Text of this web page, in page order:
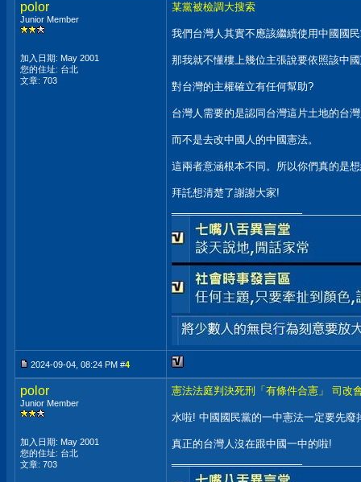
polor
Junior Member
加入日期: May 2001
您的住址: 台北
文章: 703
某黨被檢調大搜索
我們台灣人其實不應該繼續使用中國國
那我就不懂樓上幾位主張說要依照該中
對台灣的主權確立有任何幫助?
台灣人需要的是認同台灣這片土地的台
而不是去改中國人的中國憲法。
這兩者意涵根本不同。所以你們真的是
拜託想清楚了謝謝大家!
2024-09-04, 08:24 PM #4
polor
Junior Member
加入日期: May 2001
您的住址: 台北
文章: 703
憲法法庭判決死刑「有條件合憲」 司改
水啦! 中國國民黨的一中憲法一定要先廢
真正的台灣人沒在跟中國一中的啦!